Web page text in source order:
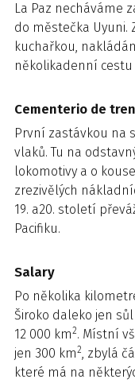
La Paz necháváme
do městečka Uyuni.
kuchařkou,
několikadenní
Cementerio de
První zastávkou na
vlaků. Tu na
lokomotivy a o
zrezivělých
19. a20. století
Pacifiku.
Salary
Po několika
Široko daleko jen
12 000 km2. Místní
jen 300 km2, zbylá
které má na